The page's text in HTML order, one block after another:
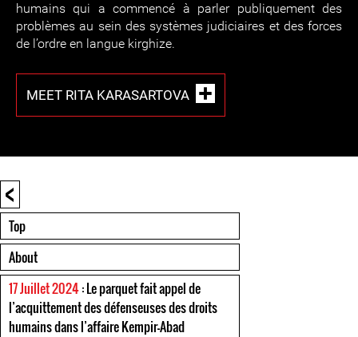
humains qui a commencé à parler publiquement des
problèmes au sein des systèmes judiciaires et des forces
de l’ordre en langue kirghize.
MEET RITA KARASARTOVA
<
Top
About
17 Juillet 2024: Le parquet fait appel de
l’acquittement des défenseuses des droits
humains dans l’affaire Kempir-Abad